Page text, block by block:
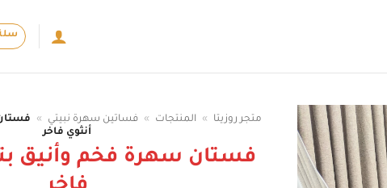
متجر روزيتا » المنتجات » فساتين سهرة نبيتي »
أنثوي فاخر
فستان سهرة فخم وأنيق